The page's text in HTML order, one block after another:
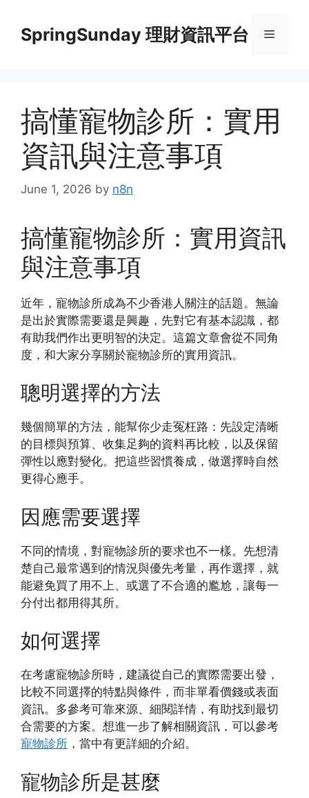
contentSpringSunday 理財資訊平台 Menu
搞懂寵物診所：實用
資訊與注意事項
June 1, 2026 by n8n
搞懂寵物診所：實用資訊
與注意事項
近年，寵物診所成為不少香港人關注的話題。無論
是出於實際需要還是興趣，先對它有基本認識，都
有助我們作出更明智的決定。這篇文章會從不同角
度，和大家分享關於寵物診所的實用資訊。
聰明選擇的方法
幾個簡單的方法，能幫你少走冤枉路：先設定清晰
的目標與預算、收集足夠的資料再比較，以及保留
彈性以應對變化。把這些習慣養成，做選擇時自然
更得心應手。
因應需要選擇
不同的情境，對寵物診所的要求也不一樣。先想清
楚自己最常遇到的情況與優先考量，再作選擇，就
能避免買了用不上、或選了不合適的尷尬，讓每一
分付出都用得其所。
如何選擇
在考慮寵物診所時，建議從自己的實際需要出發，
比較不同選擇的特點與條件，而非單看價錢或表面
資訊。多參考可靠來源、細閱詳情，有助找到最切
合需要的方案。想進一步了解相關資訊，可以參考
寵物診所 ，當中有更詳細的介紹。
寵物診所是甚麼